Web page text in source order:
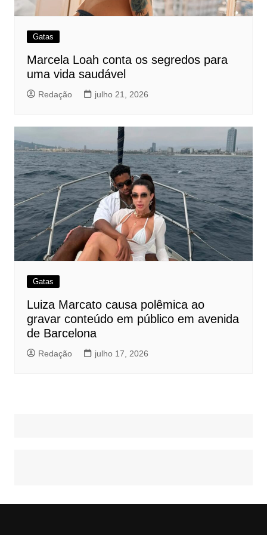
Gatas
Marcela Loah conta os segredos para
uma vida saudável
Redação julho 21, 2026
Gatas
Luiza Marcato causa polêmica ao
gravar conteúdo em público em avenida
de Barcelona
Redação julho 17, 2026